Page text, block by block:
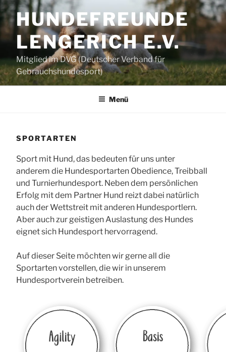
Zum
Inhalt
springenHUNDEFREUNDE
LENGERICH E.V.
Mitglied im DVG (Deutscher Verband für
Gebrauchshundesport)
Menü
SPORTARTEN
Sport mit Hund, das bedeuten für uns unter
anderem die Hundesportarten Obedience, Treibball
und Turnierhundesport. Neben dem persönlichen
Erfolg mit dem Partner Hund reizt dabei natürlich
auch der Wettstreit mit anderen Hundesportlern.
Aber auch zur geistigen Auslastung des Hundes
eignet sich Hundesport hervorragend.
Auf dieser Seite möchten wir gerne all die
Sportarten vorstellen, die wir in unserem
Hundesportverein betreiben.